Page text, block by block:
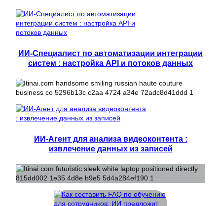
ИИ-Специалист по автоматизации интеграции
систем : настройка API и потоков данных
ИИ-Агент для анализа видеоконтента :
извлечение данных из записей